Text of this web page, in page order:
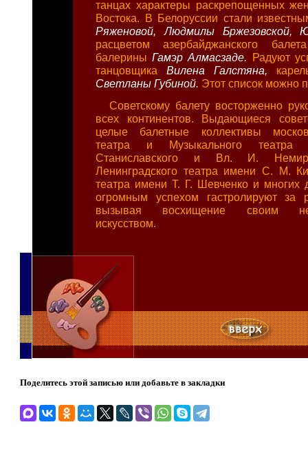
танцах характеры раскрепощенных
Востока. В Белоруссии стали
Ряженовой, Людмилы Бржезовской,
расцветом азербайджанского
балериныГамэр Алмасзаде. Радуют
танцовщикаВилена Галстяна,
Светланы Губиной. Этот список можно
Советскому балету восторженно
всех континентов. Выдающиеся
целые балетные коллективы
театра и Музыкального
Станиславского и Вл. И.
Ленинградского театра имени С. М.
театра имени Т. Г. Шевченко и многих
огромным успехом гастролируют за
вызывая восхищение своим
искусством.
Поделитесь этой записью или добавьте в закладки